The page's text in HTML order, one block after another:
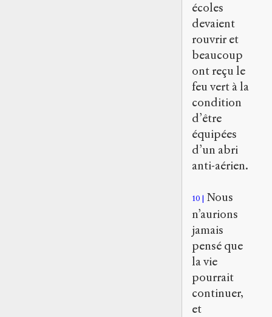
écoles
devaient
rouvrir et
beaucoup
ont reçu le
feu vert à la
condition
d’être
équipées
d’un abri
anti-aérien.
10
Nous
n’aurions
jamais
pensé que
la vie
pourrait
continuer,
et